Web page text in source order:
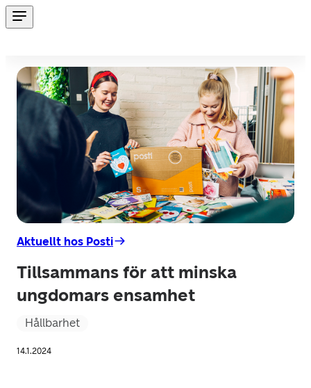
Aktuellt hos Posti
Tillsammans för att minska
ungdomars ensamhet
Hållbarhet
14.1.2024